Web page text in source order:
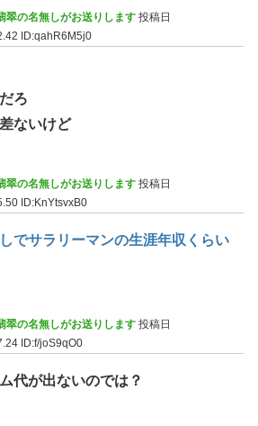
翠の名無しがお送りします 投稿日
ID:qahR6M5j0
ろ
ないけど
翠の名無しがお送りします 投稿日
ID:KnYtsvxB0
でサラリーマンの生涯年収くらい
翠の名無しがお送りします 投稿日
ID:f/joS9qO0
代が出ないのでは？